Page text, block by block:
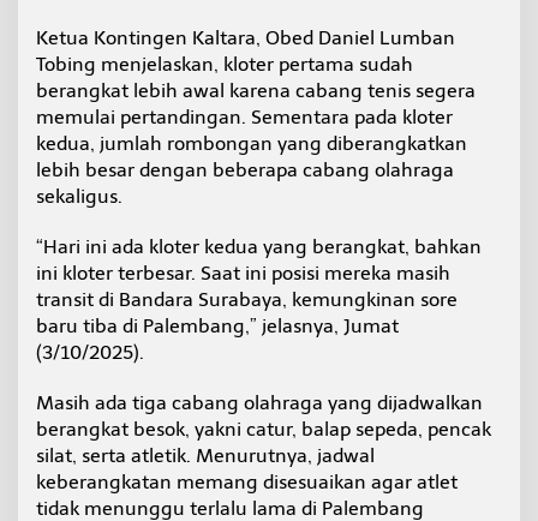
r
n
s
K
o
r
X
V
I
Ketua Kontingen Kaltara, Obed Daniel Lumban
Tobing menjelaskan, kloter pertama sudah
berangkat lebih awal karena cabang tenis segera
memulai pertandingan. Sementara pada kloter
kedua, jumlah rombongan yang diberangkatkan
lebih besar dengan beberapa cabang olahraga
sekaligus.
“Hari ini ada kloter kedua yang berangkat, bahkan
ini kloter terbesar. Saat ini posisi mereka masih
transit di Bandara Surabaya, kemungkinan sore
baru tiba di Palembang,” jelasnya, Jumat
(3/10/2025).
Masih ada tiga cabang olahraga yang dijadwalkan
berangkat besok, yakni catur, balap sepeda, pencak
silat, serta atletik. Menurutnya, jadwal
keberangkatan memang disesuaikan agar atlet
tidak menunggu terlalu lama di Palembang